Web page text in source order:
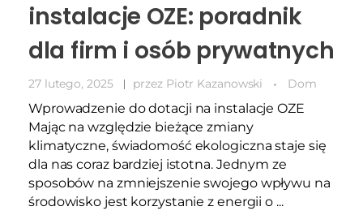
instalacje OZE: poradnik
dla firm i osób prywatnych
27 lutego, 2025 przez Piotr Kazanowski Dom
Wprowadzenie do dotacji na instalacje OZE
Mając na względzie bieżące zmiany
klimatyczne, świadomość ekologiczna staje się
dla nas coraz bardziej istotna. Jednym ze
sposobów na zmniejszenie swojego wpływu na
środowisko jest korzystanie z energii o ...